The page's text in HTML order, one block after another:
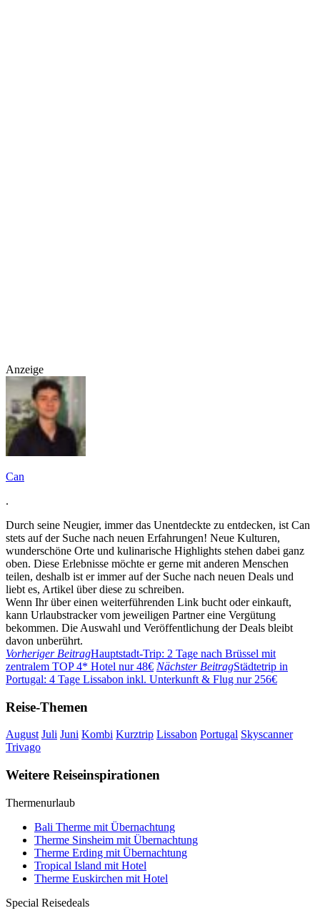
Anzeige
Can
.
Durch seine Neugier, immer das Unentdeckte zu entdecken, ist Can
stets auf der Suche nach neuen Erfahrungen! Neue Kulturen,
wunderschöne Orte und kulinarische Highlights stehen dabei ganz
oben. Diese Erlebnisse möchte er gerne mit anderen Menschen
teilen, deshalb ist er immer auf der Suche nach neuen Deals und
liebt es, Artikel über diese zu schreiben.
Wenn Ihr über einen weiterführenden Link bucht oder einkauft,
kann Urlaubstracker vom jeweiligen Partner eine Vergütung
bekommen. Die Auswahl und Veröffentlichung der Deals bleibt
davon unberührt.
Vorheriger BeitragHauptstadt-Trip: 2 Tage nach Brüssel mit
zentralem TOP 4* Hotel nur 48€ Nächster BeitragStädtetrip in
Portugal: 4 Tage Lissabon inkl. Unterkunft & Flug nur 256€
Reise-Themen
August Juli Juni Kombi Kurztrip Lissabon Portugal Skyscanner
Trivago
Weitere Reiseinspirationen
Thermenurlaub
Bali Therme mit Übernachtung
Therme Sinsheim mit Übernachtung
Therme Erding mit Übernachtung
Tropical Island mit Hotel
Therme Euskirchen mit Hotel
Special Reisedeals